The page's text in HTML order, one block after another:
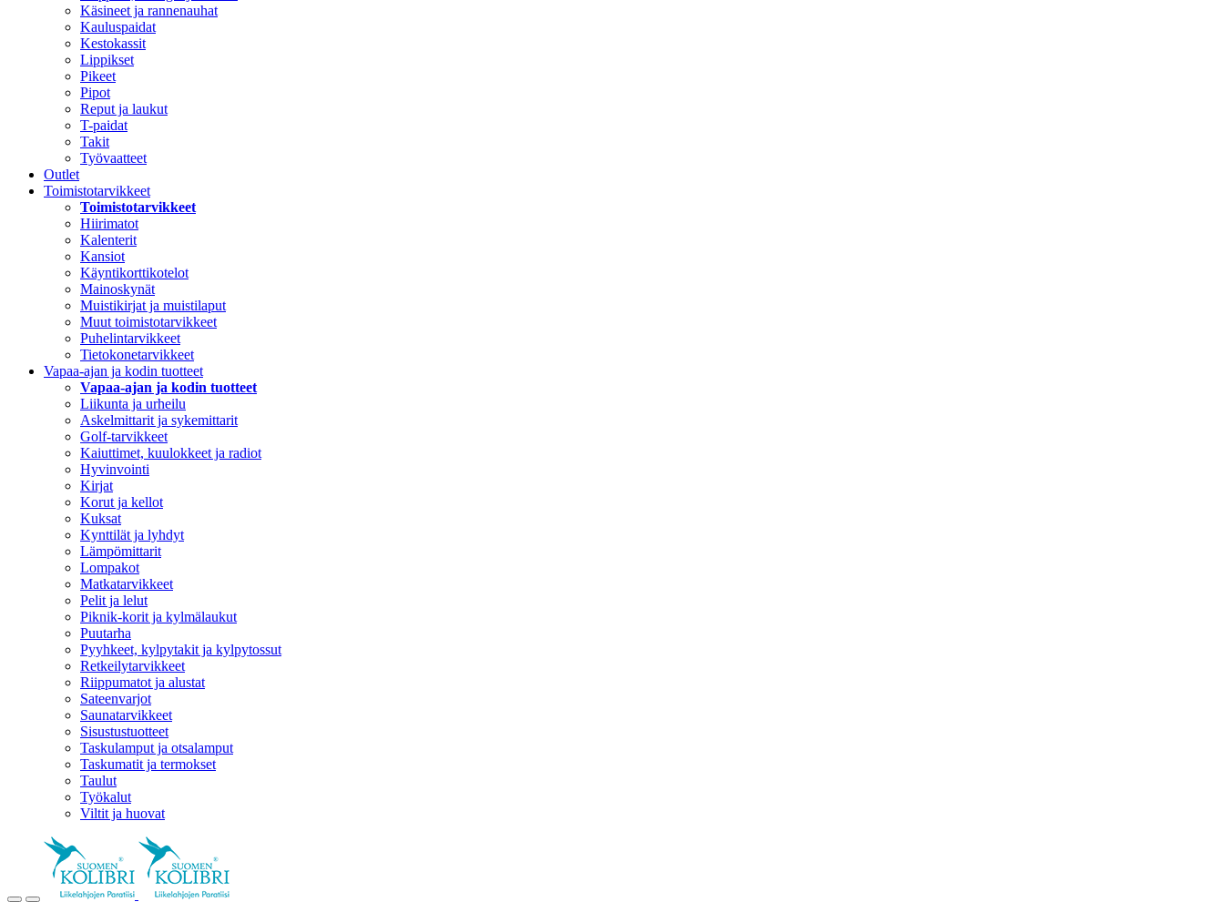
Käsineet ja rannenauhat
Kauluspaidat
Kestokassit
Lippikset
Pikeet
Pipot
Reput ja laukut
T-paidat
Takit
Työvaatteet
Outlet
Toimistotarvikkeet
Toimistotarvikkeet
Hiirimatot
Kalenterit
Kansiot
Käyntikorttikotelot
Mainoskynät
Muistikirjat ja muistilaput
Muut toimistotarvikkeet
Puhelintarvikkeet
Tietokonetarvikkeet
Vapaa-ajan ja kodin tuotteet
Vapaa-ajan ja kodin tuotteet
Liikunta ja urheilu
Askelmittarit ja sykemittarit
Golf-tarvikkeet
Kaiuttimet, kuulokkeet ja radiot
Hyvinvointi
Kirjat
Korut ja kellot
Kuksat
Kynttilät ja lyhdyt
Lämpömittarit
Lompakot
Matkatarvikkeet
Pelit ja lelut
Piknik-korit ja kylmälaukut
Puutarha
Pyyhkeet, kylpytakit ja kylpytossut
Retkeilytarvikkeet
Riippumatot ja alustat
Sateenvarjot
Saunatarvikkeet
Sisustustuotteet
Taskulamput ja otsalamput
Taskumatit ja termokset
Taulut
Työkalut
Viltit ja huovat